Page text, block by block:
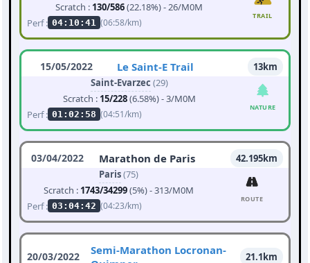
Scratch : 130/586(22.18%) - 26/M0M
Perf : 04:10:41 (06:58/km)
TRAIL
15/05/2022 Le Saint-E Trail
13km
Saint-Evarzec (29)
Scratch : 15/228(6.58%) - 3/M0M
Perf : 01:02:58 (04:51/km)
NATURE
03/04/2022 Marathon de Paris
42.195km
Paris(75)
Scratch : 1743/34299(5%) - 313/M0M
Perf : 03:04:42 (04:23/km)
ROUTE
20/03/2022
Semi-Marathon Locronan-
21.1km